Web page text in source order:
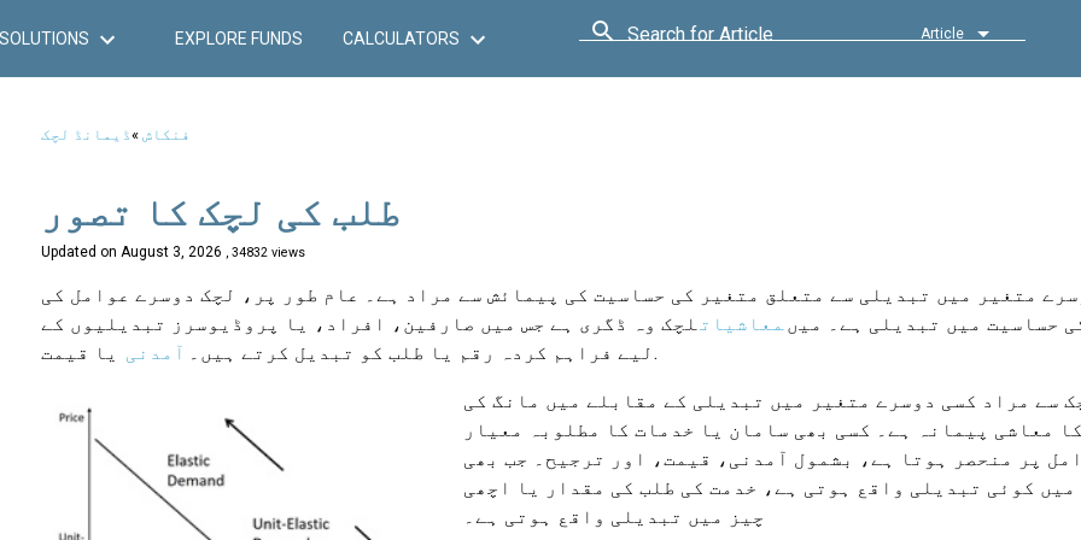
SOLUTIONS EXPLORE FUNDS CALCULATORS Search for Article Article
فنکاش »ڈیمانڈ لچک
طلب کی لچک کا تصور
Updated on August 3, 2026 , 34832 views
متغیر میں تبدیلی سے متعلق متغیر کی حساسیت کی پیمائش سے مراد ہے۔ عام طور پر، لچک دوسرے عوامل کی
حساسیت میں تبدیلی ہے۔ میں معاشیات لچک وہ ڈگری ہے جس میں صارفین، افراد، یا پروڈیوسرز تبدیلیوں کے
لیے فراہم کردہ رقم یا طلب کو تبدیل کرتے ہیں۔
آمدنی یا قیمت.
سے مراد کسی دوسرے متغیر میں تبدیلی کے مقابلے میں مانگ کی
معاشی پیمانہ ہے۔ کسی بھی سامان یا خدمات کا مطلوبہ معیار
پر منحصر ہوتا ہے، بشمول آمدنی، قیمت، اور ترجیح۔ جب بھی
کوئی تبدیلی واقع ہوتی ہے، خدمت کی طلب کی مقدار یا اچھی
چیز میں تبدیلی واقع ہوتی ہے۔